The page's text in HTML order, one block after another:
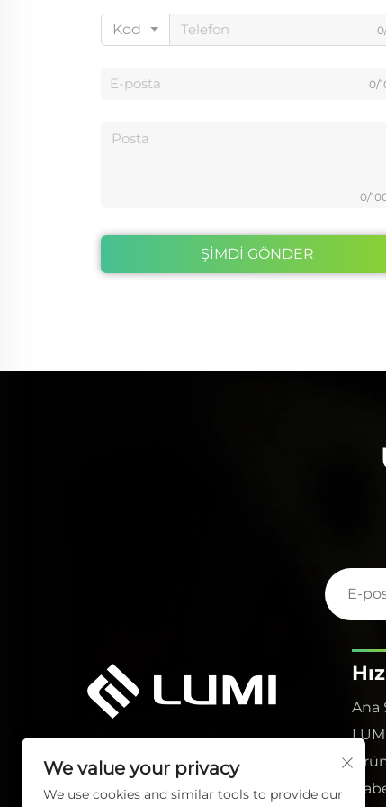
Kod
0/
0/
ŞİMDİ GÖNDER
Ana
We value your privacy
We use cookies and similar tools to provide our